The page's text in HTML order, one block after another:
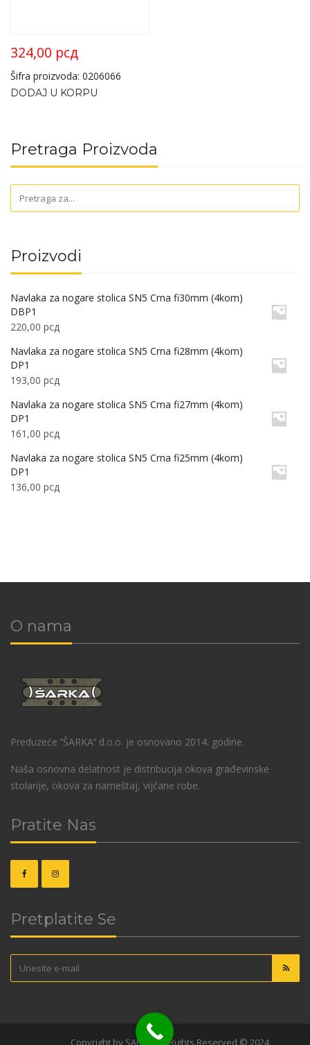
324,00 рсд
Šifra proizvoda: 0206066
DODAJ U KORPU
Pretraga Proizvoda
Proizvodi
Navlaka za nogare stolica SN5 Crna fi30mm (4kom)
DBP1
220,00 рсд
Navlaka za nogare stolica SN5 Crna fi28mm (4kom)
DP1
193,00 рсд
Navlaka za nogare stolica SN5 Crna fi27mm (4kom)
DP1
161,00 рсд
Navlaka za nogare stolica SN5 Crna fi25mm (4kom)
DP1
136,00 рсд
O nama
Preduzeće ‘’ŠARKA’’ d.o.o. je osnovano 2014. godine.
Naša osnovna delatnost je distribucija okova građevinske
stolarije, okova za nameštaj, vijčane robe.
Pratite Nas
Pretplatite Se
Copyright by SARKA. All Rights Reserved © 2024